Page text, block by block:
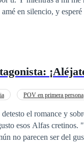
en silencio, y
apenas. —Amor, ¿dónde
ahora no significa
POV en primera persona
el romance y
tu siguiente trabajo quiero que escribas